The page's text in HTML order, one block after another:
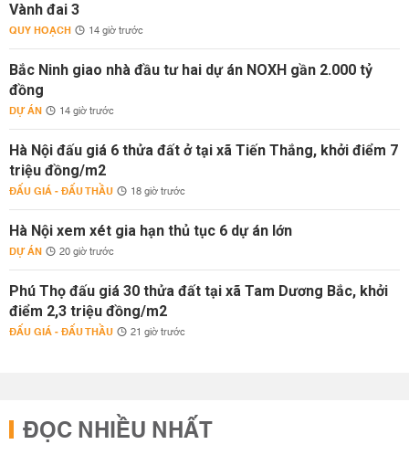
Vành đai 3
QUY HOẠCH 14 giờ trước
Bắc Ninh giao nhà đầu tư hai dự án NOXH gần 2.000 tỷ
đồng
DỰ ÁN 14 giờ trước
Hà Nội đấu giá 6 thửa đất ở tại xã Tiến Thắng, khởi điểm 7
triệu đồng/m2
ĐẤU GIÁ - ĐẤU THẦU 18 giờ trước
Hà Nội xem xét gia hạn thủ tục 6 dự án lớn
DỰ ÁN 20 giờ trước
Phú Thọ đấu giá 30 thửa đất tại xã Tam Dương Bắc, khởi
điểm 2,3 triệu đồng/m2
ĐẤU GIÁ - ĐẤU THẦU 21 giờ trước
ĐỌC NHIỀU NHẤT